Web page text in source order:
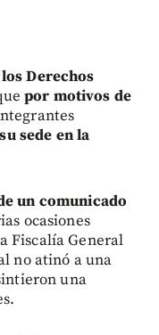
Derechos
por motivos de
sede en la
un comunicado
ocasiones
Fiscalía General
no atinó a una
una